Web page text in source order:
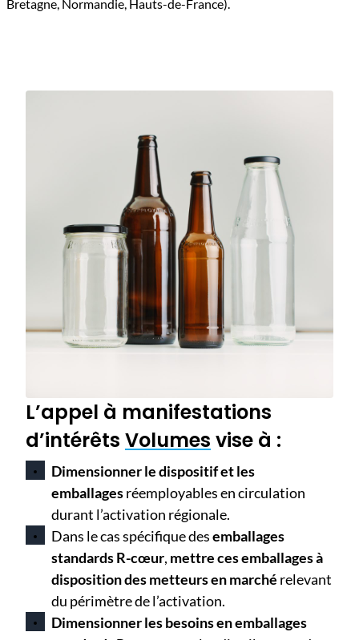
Bretagne, Normandie, Hauts-de-France).
L’appel à manifestations
d’intérêts Volumes vise à :
Dimensionner le dispositif et les
emballagesréemployables en circulation
durant l’activation régionale.
Dans le cas spécifique desemballages
standards R-cœur, mettre ces emballages à
disposition des metteurs en marché relevant
du périmètre de l’activation.
Dimensionner les besoins en emballages